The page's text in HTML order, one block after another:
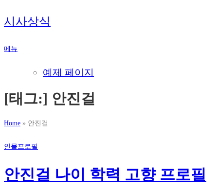
내
용
로
시사상식
메뉴
예제 페이지
[태그:] 안진걸
Home » 안진걸
인물프로필
안진걸 나이 학력 고향 프로필